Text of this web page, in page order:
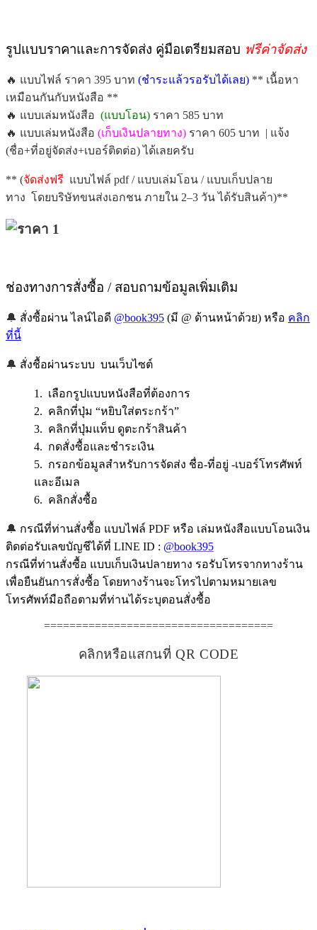
รูปแบบราคาและการจัดส่ง คู่มือเตรียมสอบ ฟรีค่าจัดส่ง
🔥 แบบไฟล์ ราคา 395 บาท (ชำระแล้วรอรับได้เลย) ** เนื้อหา
เหมือนกันกับหนังสือ **
🔥 แบบเล่มหนังสือ (แบบโอน) ราคา 585 บาท
🔥 แบบเล่มหนังสือ (เก็บเงินปลายทาง) ราคา 605 บาท | แจ้ง
(ชื่อ+ที่อยู่จัดส่ง+เบอร์ติดต่อ) ได้เลยครับ
** (จัดส่งฟรี แบบไฟล์ pdf / แบบเล่มโอน / แบบเก็บปลาย
ทาง โดยบริษัทขนส่งเอกชน ภายใน 2–3 วัน ได้รับสินค้า)**
ช่องทางการสั่งซื้อ / สอบถามข้อมูลเพิ่มเติม
🔔 สั่งซื้อผ่าน ไลน์ไอดี @book395 (มี @ ด้านหน้าด้วย) หรือ คลิก
ที่นี้
🔔 สั่งชื้อผ่านระบบ บนเว็บไซต์
1. เลือกรูปแบบหนังสือที่ต้องการ
2. คลิกที่ปุ่ม “หยิบใส่ตระกร้า”
3. คลิกที่ปุ่มแท็บ ดูตะกร้าสินค้า
4. กดสั่งซื้อและชำระเงิน
5. กรอกข้อมูลสำหรับการจัดส่ง ชื่อ-ที่อยู่ -เบอร์โทรศัพท์
และอีเมล
6. คลิกสั่งซื้อ
🔔 กรณีที่ท่านสั่งซื้อ แบบไฟล์ PDF หรือ เล่มหนังสือแบบโอนเงิน
ติดต่อรับเลขบัญชีได้ที่ LINE ID : @book395
กรณีที่ท่านสั่งซื้อ แบบเก็บเงินปลายทาง รอรับโทรจากทางร้าน
เพื่อยืนยันการสั่งซื้อ โดยทางร้านจะโทรไปตามหมายเลข
โทรศัพท์มือถือตามที่ท่านได้ระบุตอนสั่งซื้อ
====================================
คลิกหรือแสกนที่ QR CODE